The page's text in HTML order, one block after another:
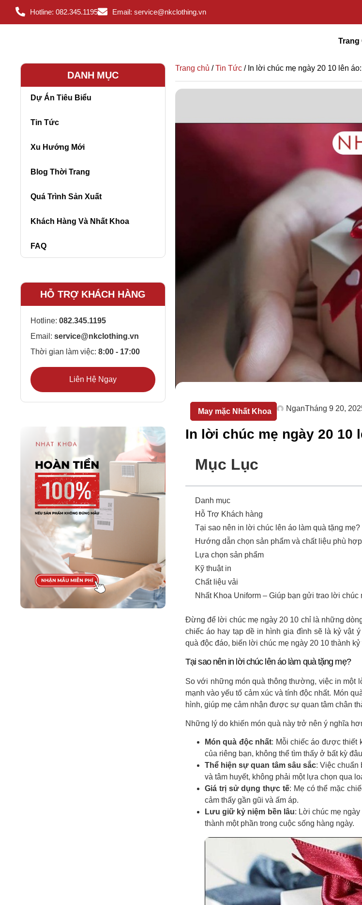
Hotline: 082.345.1195 Email: service@nkclothing.vn
Trang
DANH MỤC
Dự Án Tiêu Biểu
Tin Tức
Xu Hướng Mới
Blog Thời Trang
Quá Trình Sản Xuất
Khách Hàng Và Nhất Khoa
FAQ
HỖ TRỢ KHÁCH HÀNG
Hotline: 082.345.1195
Email: service@nkclothing.vn
Thời gian làm việc: 8:00 - 17:00
Liên Hệ Ngay
Trang chủ /Tin Tức / In lời chúc mẹ ngày 20 10 lên
May mặc Nhất Khoa NganTháng 9 20,
In lời chúc mẹ ngày 20 10
Mục Lục
Danh mục
Hỗ Trợ Khách hàng
Tại sao nên in lời chúc lên áo làm quà tặng mẹ?
Hướng dẫn chọn sản phẩm và chất liệu phù
Lựa chọn sản phẩm
Kỹ thuật in
Chất liệu vải
Nhất Khoa Uniform – Giúp bạn gửi trao lời chúc
Đừng để lời chúc mẹ ngày 20 10 chỉ là những
chiếc áo hay tạp dề in hình gia đình sẽ là kỷ vật
quà độc đáo, biến lời chúc mẹ ngày 20 10 thành kỷ
Tại sao nên in lời chúc lên áo làm quà tặng mẹ?
So với những món quà thông thường, việc in một
mạnh vào yếu tố cảm xúc và tính độc nhất. Món
hình, giúp mẹ cảm nhận được sự quan tâm chân
Những lý do khiến món quà này trở nên ý nghĩa
Món quà độc nhất: Mỗi chiếc áo được thiết
của riêng bạn, không thể tìm thấy ở bất kỳ
Thể hiện sự quan tâm sâu sắc: Việc chuẩn
và tâm huyết, không phải một lựa chọn qua
Giá trị sử dụng thực tế: Mẹ có thể mặc
cảm thấy gần gũi và ấm áp.
Lưu giữ kỷ niệm bền lâu: Lời chúc mẹ
thành một phần trong cuộc sống hàng ngày.